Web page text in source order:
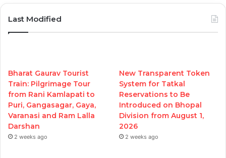
Last Modified
Bharat Gaurav Tourist
Train: Pilgrimage Tour
from Rani Kamlapati to
Puri, Gangasagar, Gaya,
Varanasi and Ram Lalla
Darshan
2 weeks ago
New Transparent Token
System for Tatkal
Reservations to Be
Introduced on Bhopal
Division from August 1,
2026
2 weeks ago